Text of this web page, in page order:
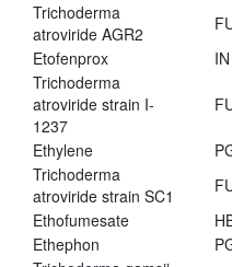
Trichoderma
atroviride AGR2
Etofenprox
IN
Trichoderma
atroviride strain I-
1237
Ethylene
Trichoderma
atroviride strain SC1
Ethofumesate
Ethephon